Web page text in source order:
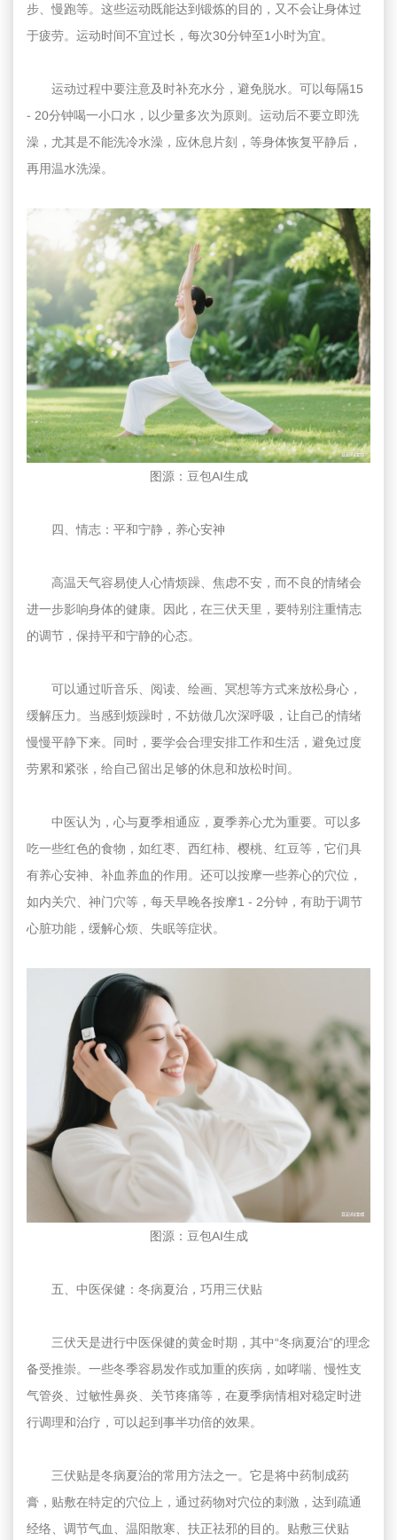
步、慢跑等。这些运动既能达到锻炼的目的，又不会让身体过
于疲劳。运动时间不宜过长，每次30分钟至1小时为宜。
运动过程中要注意及时补充水分，避免脱水。可以每隔15
- 20分钟喝一小口水，以少量多次为原则。运动后不要立即洗
澡，尤其是不能洗冷水澡，应休息片刻，等身体恢复平静后，
再用温水洗澡。
图源：豆包AI生成
四、情志：平和宁静，养心安神
高温天气容易使人心情烦躁、焦虑不安，而不良的情绪会
进一步影响身体的健康。因此，在三伏天里，要特别注重情志
的调节，保持平和宁静的心态。
可以通过听音乐、阅读、绘画、冥想等方式来放松身心，
缓解压力。当感到烦躁时，不妨做几次深呼吸，让自己的情绪
慢慢平静下来。同时，要学会合理安排工作和生活，避免过度
劳累和紧张，给自己留出足够的休息和放松时间。
中医认为，心与夏季相通应，夏季养心尤为重要。可以多
吃一些红色的食物，如红枣、西红柿、樱桃、红豆等，它们具
有养心安神、补血养血的作用。还可以按摩一些养心的穴位，
如内关穴、神门穴等，每天早晚各按摩1 - 2分钟，有助于调节
心脏功能，缓解心烦、失眠等症状。
图源：豆包AI生成
五、中医保健：冬病夏治，巧用三伏贴
三伏天是进行中医保健的黄金时期，其中“冬病夏治”的理念
备受推崇。一些冬季容易发作或加重的疾病，如哮喘、慢性支
气管炎、过敏性鼻炎、关节疼痛等，在夏季病情相对稳定时进
行调理和治疗，可以起到事半功倍的效果。
三伏贴是冬病夏治的常用方法之一。它是将中药制成药
膏，贴敷在特定的穴位上，通过药物对穴位的刺激，达到疏通
经络、调节气血、温阳散寒、扶正祛邪的目的。贴敷三伏贴